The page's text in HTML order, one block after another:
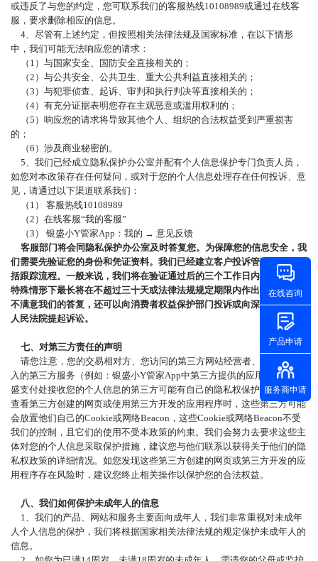
或违反了与您的约定，您可联系我们的客服热线10108989或通过在线客
服，要求删除相应的信息。
4、尽管有上述约定，但按照相关法律法规及国家标准，在以下情形
中，我们可能无法响应您的请求：
（ 1）与国家安全、国防安全直接相关的；
（2）与公共安全、公共卫生、重大公共利益直接相关的；
（3）与犯罪侦查、起诉、审判和执行判决等直接相关的；
（4）有充分证据表明您存在主观恶意或滥用权利的；
（5）响应您的请求将导致其他个人、组织的合法权益受到严重损害
的；
（6）涉及商业秘密的。
5、我们已经成立隐私保护办公室并配有个人信息保护专门负责人员，
如您对本政策存在任何疑问，或对于您的个人信息处理存在任何投诉、意
见，请通过以下渠道联系我们：
（ 1） 客服热线10108989
（2）在线客服“我的客服”
（3） 银盛小Y管家App：我的 → 意见反馈
客服部门将会同隐私保护办公室及时答复您。为保障您的信息安全，我
们需要先验证您的身份和凭证资料。我们已经建立客户投诉管理机制，包
括跟踪流程。一般来说，我们将在验证通过后的三个工作日内处理完成，
特殊情形下最长将在不超过三十天或法律法规规定期限内作出答复。如您
不满意我们的答复，还可以向消费者权益保护部门投诉或向深圳市龙华区
人民法院提起诉讼。
七、对第三方责任的声明
请您注意，您的交易相对方、您访问的第三方网站经营者、通过我们接
入的第三方服务（例如：银盛小Y管家App中第三方提供的应用）和由银
盛支付处接收您的个人信息的第三方可能有自己的隐私权保护政策；当您
查看第三方创建的网页或使用第三方开发的应用程序时，这些第三方可能
会放置他们自己的Cookie或网络Beacon，这些Cookie或网络Beacon不受
我们的控制，且它们的使用不受本政策的约束。我们会努力去要求这些主
体对您的个人信息采取保护措施，建议您与他们联系以获得关于他们的隐
私权政策的详细情况。如您发现这些第三方创建的网页或第三方开发的应
用程序存在风险时，建议您终止相关操作以保护您的合法权益。
八、我们如何保护未成年人的信息
1、我们的产品、网站和服务主要面向成年人，我们非常重视对未成年
人个人信息的保护，我们将根据国家相关法律法规的规定保护未成年人的
信息。
在线咨询
产品申请
服务商申请